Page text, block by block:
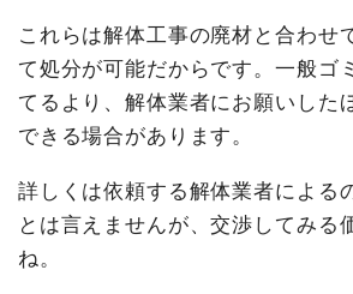
これらは解体工事の廃材と合わせ
て処分が可能だからです。一般ゴ
てるより、解体業者にお願いした
できる場合があります。
詳しくは依頼する解体業者による
とは言えませんが、交渉してみる
ね。